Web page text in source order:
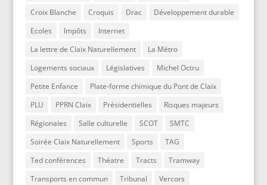
Croix Blanche
Croquis Drac
Développement durable
Ecoles
Impôts
Internet
La lettre de Claix Naturellement
La Métro
Logements sociaux
Législatives
Michel Octru
Petite Enfance
Plate-forme chimique du Pont de Claix
PLU
PPRN Claix Présidentielles
Risques majeurs
Régionales
Salle culturelle SCOT
SMTC
Soirée Claix Naturellement
Sports
TAG
Ted conférences
Théatre Tracts
Tramway
Transports en commun
Tribunal
Vercors